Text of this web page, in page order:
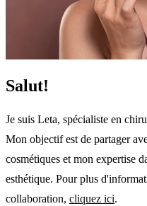
Salut!
Je suis Leta, spécialiste en
Mon objectif est de partager
cosmétiques et mon expertise
esthétique. Pour plus
collaboration, cliquez ici.